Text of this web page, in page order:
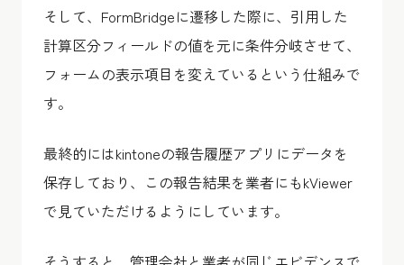
そして、FormBridgeに遷移した際に、引用した
計算区分フィールドの値を元に条件分岐させて、
フォームの表示項目を変えているという仕組みで
す。
最終的にはkintoneの報告履歴アプリにデータを
保存しており、この報告結果を業者にもkViewer
で見ていただけるようにしています。